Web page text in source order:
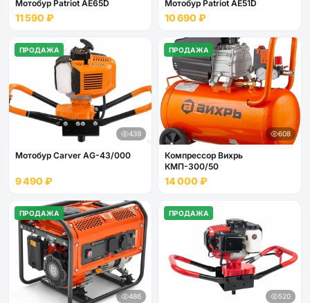
Мотобур Patriot AE65D
11 590 ₽
Мотобур Patriot AE51D
10 690 ₽
ПРОДАЖА
439
Мотобур Carver AG-43/000
9 490 ₽
ПРОДАЖА
608
Компрессор Вихрь
КМП-300/50
14 000 ₽
ПРОДАЖА
486
ПРОДАЖА
520